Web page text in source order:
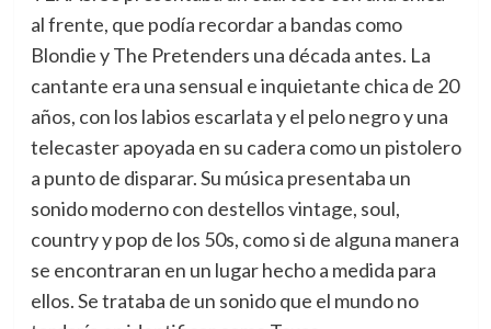
al frente, que podía recordar a bandas como
Blondie y The Pretenders una década antes. La
cantante era una sensual e inquietante chica de 20
años, con los labios escarlata y el pelo negro y una
telecaster apoyada en su cadera como un pistolero
a punto de disparar. Su música presentaba un
sonido moderno con destellos vintage, soul,
country y pop de los 50s, como si de alguna manera
se encontraran en un lugar hecho a medida para
ellos. Se trataba de un sonido que el mundo no